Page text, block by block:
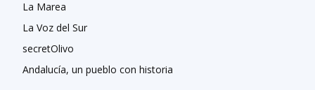
La Marea
La Voz del Sur
secretOlivo
Andalucía, un pueblo con historia